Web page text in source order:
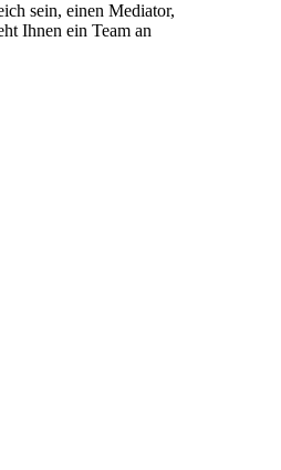
sein, einen Mediator,
Ihnen ein Team an